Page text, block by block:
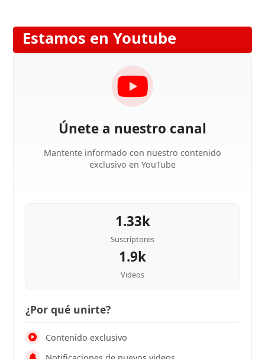
Estamos en Youtube
Únete a nuestro canal
Mantente informado con nuestro contenido
exclusivo en YouTube
1.33k
Suscriptores
1.9k
Videos
¿Por qué unirte?
Contenido exclusivo